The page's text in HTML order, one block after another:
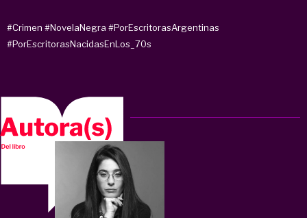
#Crimen #NovelaNegra #PorEscritorasArgentinas
#PorEscritorasNacidasEnLos_70s